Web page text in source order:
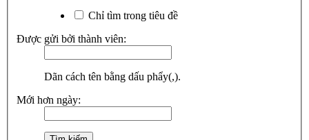
Chỉ tìm trong tiêu đề
Được gửi bởi thành viên:
Dãn cách tên bằng dấu phẩy(,).
Mới hơn ngày: